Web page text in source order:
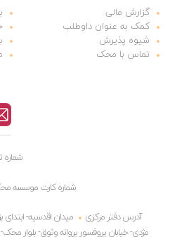
گزارش مالی
کمک به عنوان داوطلب
شیوه پذیرش
تماس با محک
شماره کارت موسسه
آدرس دفتر مرکزی
میدان اقدسیه- ابتدای
مژدی- خیابان پروفسور پروانه وثوق-